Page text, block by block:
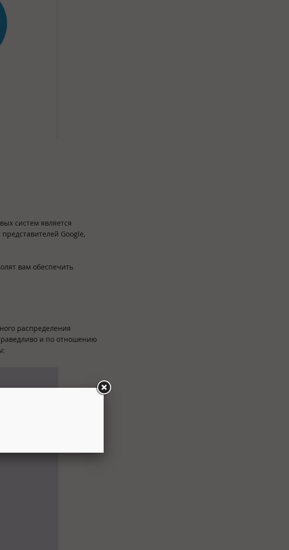
систем является
Google,
вам обеспечить
распределения
и по отношению